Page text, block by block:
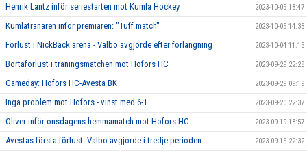
Henrik Lantz inför seriestarten mot Kumla Hockey 2023-10-05 18:47
Kumlatränaren inför premiären: "Tuff match" 2023-10-05 14:33
Förlust i NickBack arena - Valbo avgjorde efter förlängning 2023-10-04 11:15
Bortaförlust i träningsmatchen mot Hofors HC 2023-09-29 22:28
Gameday: Hofors HC-Avesta BK 2023-09-29 09:19
Inga problem mot Hofors - vinst med 6-1 2023-09-20 22:37
Oliver inför onsdagens hemmamatch mot Hofors HC 2023-09-19 18:57
Avestas första förlust. Valbo avgjorde i tredje perioden 2023-09-15 22:32